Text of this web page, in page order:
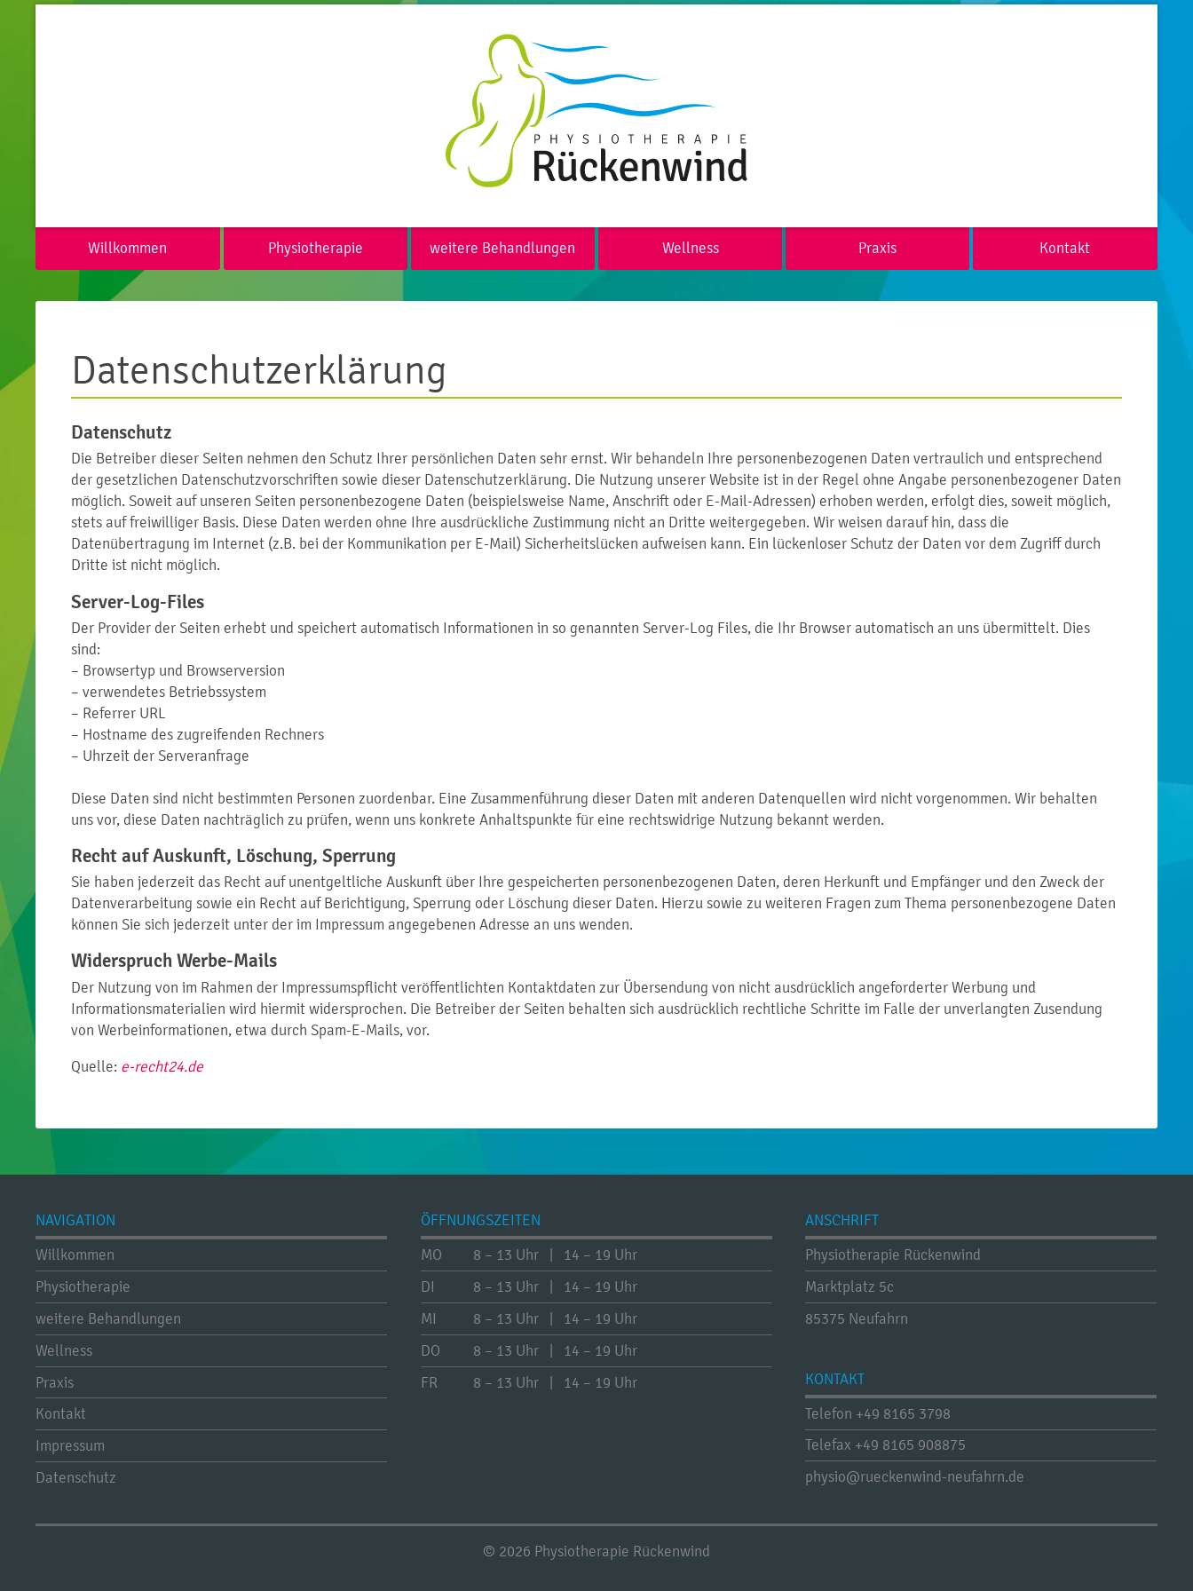
Willkommen Physiotherapie weitere Behandlungen Wellness Praxis Kontakt
Datenschutzerklärung
Datenschutz
Die Betreiber dieser Seiten nehmen den Schutz Ihrer persönlichen Daten sehr ernst. Wir behandeln Ihre personenbezogenen Daten vertraulich und entsprechend
der gesetzlichen Datenschutzvorschriften sowie dieser Datenschutzerklärung. Die Nutzung unserer Website ist in der Regel ohne Angabe personenbezogener Daten
möglich. Soweit auf unseren Seiten personenbezogene Daten (beispielsweise Name, Anschrift oder E-Mail-Adressen) erhoben werden, erfolgt dies, soweit möglich,
stets auf freiwilliger Basis. Diese Daten werden ohne Ihre ausdrückliche Zustimmung nicht an Dritte weitergegeben. Wir weisen darauf hin, dass die
Datenübertragung im Internet (z.B. bei der Kommunikation per E-Mail) Sicherheitslücken aufweisen kann. Ein lückenloser Schutz der Daten vor dem Zugriff durch
Dritte ist nicht möglich.
Server-Log-Files
Der Provider der Seiten erhebt und speichert automatisch Informationen in so genannten Server-Log Files, die Ihr Browser automatisch an uns übermittelt. Dies
sind:
– Browsertyp und Browserversion
– verwendetes Betriebssystem
– Referrer URL
– Hostname des zugreifenden Rechners
– Uhrzeit der Serveranfrage
Diese Daten sind nicht bestimmten Personen zuordenbar. Eine Zusammenführung dieser Daten mit anderen Datenquellen wird nicht vorgenommen. Wir behalten
uns vor, diese Daten nachträglich zu prüfen, wenn uns konkrete Anhaltspunkte für eine rechtswidrige Nutzung bekannt werden.
Recht auf Auskunft, Löschung, Sperrung
Sie haben jederzeit das Recht auf unentgeltliche Auskunft über Ihre gespeicherten personenbezogenen Daten, deren Herkunft und Empfänger und den Zweck der
Datenverarbeitung sowie ein Recht auf Berichtigung, Sperrung oder Löschung dieser Daten. Hierzu sowie zu weiteren Fragen zum Thema personenbezogene Daten
können Sie sich jederzeit unter der im Impressum angegebenen Adresse an uns wenden.
Widerspruch Werbe-Mails
Der Nutzung von im Rahmen der Impressumspflicht veröffentlichten Kontaktdaten zur Übersendung von nicht ausdrücklich angeforderter Werbung und
Informationsmaterialien wird hiermit widersprochen. Die Betreiber der Seiten behalten sich ausdrücklich rechtliche Schritte im Falle der unverlangten Zusendung
von Werbeinformationen, etwa durch Spam-E-Mails, vor.
Quelle: e-recht24.de
NAVIGATION
Willkommen
Physiotherapie
weitere Behandlungen
Wellness
Praxis
Kontakt
Impressum
Datenschutz
ÖFFNUNGSZEITEN
MO
8 – 13 Uhr | 14 – 19 Uhr
DI
8 – 13 Uhr | 14 – 19 Uhr
MI
8 – 13 Uhr | 14 – 19 Uhr
DO
8 – 13 Uhr | 14 – 19 Uhr
FR
8 – 13 Uhr | 14 – 19 Uhr
ANSCHRIFT
Physiotherapie Rückenwind
Marktplatz 5c
85375 Neufahrn
KONTAKT
Telefon +49 8165 3798
Telefax +49 8165 908875
physio@rueckenwind-neufahrn.de
© 2026 Physiotherapie Rückenwind